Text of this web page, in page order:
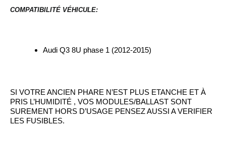
COMPATIBILITÉ VÉHICULE:
Audi Q3 8U phase 1 (2012-2015)
SI VOTRE ANCIEN PHARE N’EST PLUS ETANCHE ET À
PRIS L’HUMIDITÉ , VOS MODULES/BALLAST SONT
SUREMENT HORS D’USAGE PENSEZ AUSSI A VERIFIER
LES FUSIBLES.